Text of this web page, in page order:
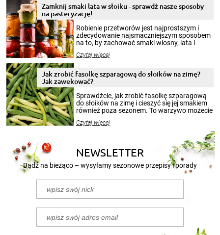
Zamknij smaki lata w słoiku - sprawdź nasze sposoby
na pasteryzację!
Robienie przetworów jest najprostszym i
zdecydowanie najsmaczniejszym sposobem
na to, by zachować smaki wiosny, lata i
krajobrazów, by cieszyć nimi oko w sezonie
pełni poczuć atmosferę cieplejszych
miesięcy. Przygotowanie słoików ze
patenty, które pozwolą zachować świeżość
przetworów.
Czytaj więcej
Jak zrobić fasolkę szparagową do słoików na zimę?
Jak zawekować?
Sprawdźcie, jak zrobić fasolkę szparagową
do słoików na zimę i cieszyć się jej smakiem
również poza sezonem. To warzywo możecie
nasze propozycje!
Czytaj więcej
NEWSLETTER
Bądź na bieżąco – wysyłamy sezonowe przepisy i porady